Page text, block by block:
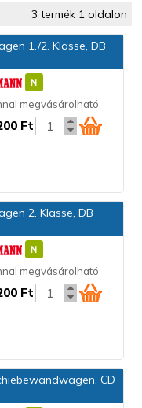
3 termék 1 oldalon
1./2. Klasse, DB
megvásárolható
Ft
2. Klasse, DB
megvásárolható
Ft
CD